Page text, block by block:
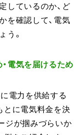
しているのか、ど
を確認して、電気
う。
電気を届けるため
電力を供給する
とに電気料金を決
ジが掴みづらいか